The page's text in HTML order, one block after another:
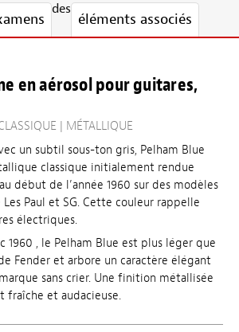
des
éléments associés
en aérosol pour guitares,
| MÉTALLIQUE
un subtil sous-ton gris, Pelham Blue
classique initialement rendue
début de l’année 1960 sur des modèles
Paul et SG. Cette couleur rappelle
électriques.
1960 , le Pelham Blue est plus léger que
Fender et arbore un caractère élégant
sans crier. Une finition métallisée
fraîche et audacieuse.